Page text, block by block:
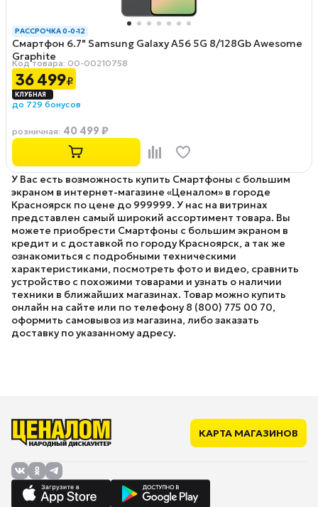
РАССРОЧКА 0-0-12
Смартфон 6.7" Samsung Galaxy A56 5G 8/128Gb Awesome
Graphite
Код товара: 00-00210758
36 499₽
до 729 бонусов
розничная: 40 499 ₽
У Вас есть возможность купить Смартфоны с большим
экраном в интернет-магазине «Ценалом» в городе
Красноярск по цене до 999999. У нас на витринах
представлен самый широкий ассортимент товара. Вы
можете приобрести Смартфоны с большим экраном в
кредит и с доставкой по городу Красноярск, а так же
ознакомиться с подробными техническими
характеристиками, посмотреть фото и видео, сравнить
устройство с похожими товарами и узнать о наличии
техники в ближайших магазинах. Товар можно купить
онлайн на сайте или по телефону 8 (800) 775 00 70,
оформить самовывоз из магазина, либо заказать
доставку по указанному адресу.
КАРТА МАГАЗИНОВ